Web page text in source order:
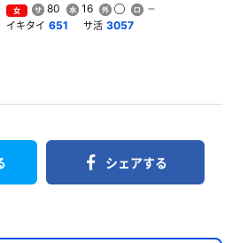
女 80 16
イキタイ 651 サ活 3057
シェアする